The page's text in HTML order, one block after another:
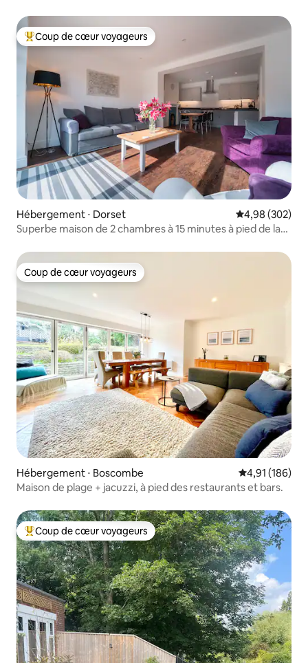
Coups de cœur voyageurs les plus appréciés
Coup de cœur voyageurs
Hébergement ⋅ Dorset Évaluation
4,98 (302)
Superbe maison de 2 chambres à 15 minutes à pied de la
Coup de cœur voyageurs
Coup de cœur voyageurs
Hébergement ⋅ Boscombe Évaluation
4,91 (186)
Maison de plage + jacuzzi, à pied des restaurants et bars.
Coups de cœur voyageurs les plus appréciés
Coup de cœur voyageurs